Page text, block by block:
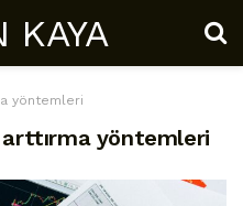
KAYA
yöntemleri
yöntemleri